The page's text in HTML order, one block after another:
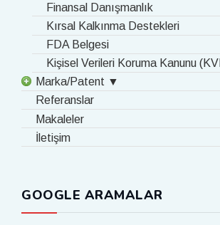
Finansal Danışmanlık
Kırsal Kalkınma Destekleri
FDA Belgesi
Kişisel Verileri Koruma Kanunu
Marka/Patent ▼
Referanslar
Makaleler
İletişim
GOOGLE ARAMALAR